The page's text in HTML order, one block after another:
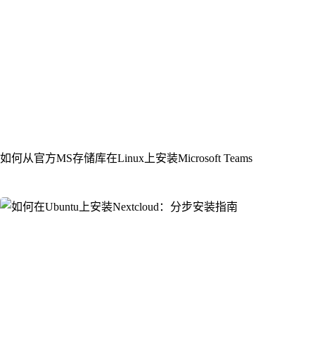
如何从官方MS存储库在Linux上安装Microsoft Teams